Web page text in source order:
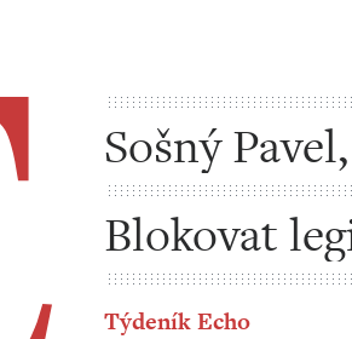
Sošný
Blokovat
názorového
Týdeník Echo